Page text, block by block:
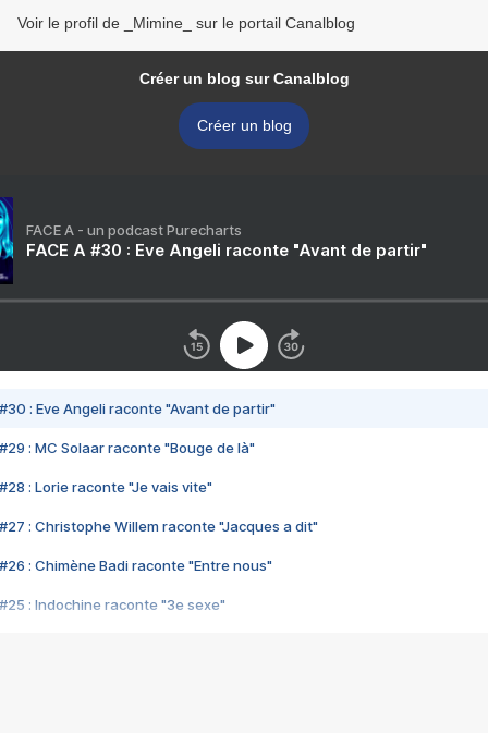
Voir le profil de _Mimine_ sur le portail Canalblog
Créer un blog sur Canalblog
Créer un blog
FACE A - un podcast Purecharts
FACE A #30 : Eve Angeli raconte "Avant de partir"
#30 : Eve Angeli raconte "Avant de partir"
#29 : MC Solaar raconte "Bouge de là"
#28 : Lorie raconte "Je vais vite"
#27 : Christophe Willem raconte "Jacques a dit"
#26 : Chimène Badi raconte "Entre nous"
#25 : Indochine raconte "3e sexe"